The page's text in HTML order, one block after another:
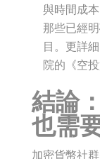
與時間成
那些已經
目。更詳
院的《空
結論
也需
加密貨幣社